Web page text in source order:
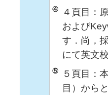
④
４頁目：
および
す．尚，
にて英文
⑤
５頁目：
目）から